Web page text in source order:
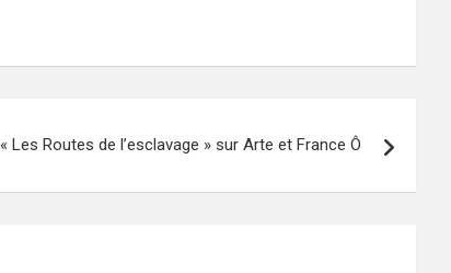
« Les Routes de l’esclavage » sur Arte et France Ô